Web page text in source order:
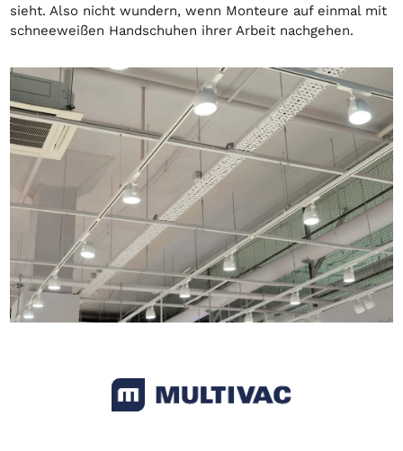
sieht. Also nicht wundern, wenn Monteure auf einmal mit
schneeweißen Handschuhen ihrer Arbeit nachgehen.